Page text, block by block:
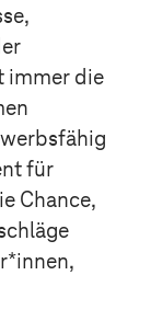
immer die
für
Chance,